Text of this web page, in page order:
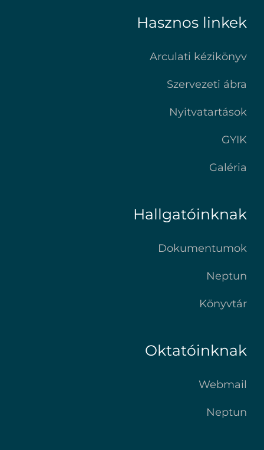
Hasznos linkek
Arculati kézikönyv
Szervezeti ábra
Nyitvatartások
GYIK
Galéria
Hallgatóinknak
Dokumentumok
Neptun
Könyvtár
Oktatóinknak
Webmail
Neptun